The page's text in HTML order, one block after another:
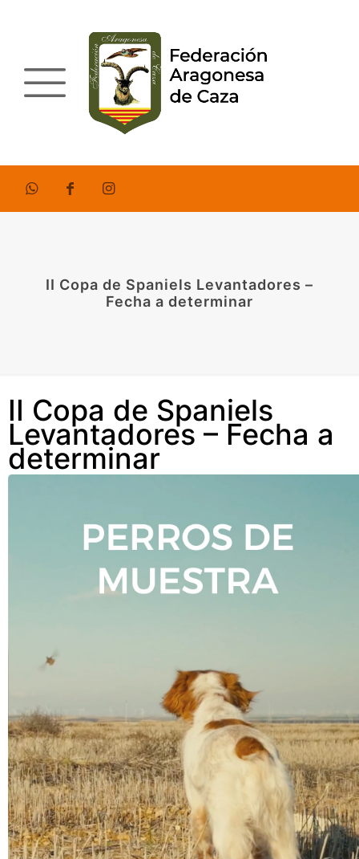
II Copa de Spaniels Levantadores –
Fecha a determinar
II Copa de Spaniels
Levantadores – Fecha a
determinar